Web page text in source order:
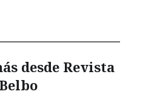
desde Revista
Belbo